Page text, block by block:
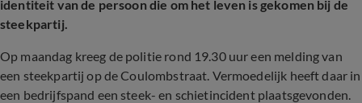
identiteit van de persoon die om het leven is gekomen bij de
steekpartij.
Op maandag kreeg de politie rond 19.30 uur een melding van
een steekpartij op de Coulombstraat. Vermoedelijk heeft daar in
een bedrijfspand een steek- en schietincident plaatsgevonden.